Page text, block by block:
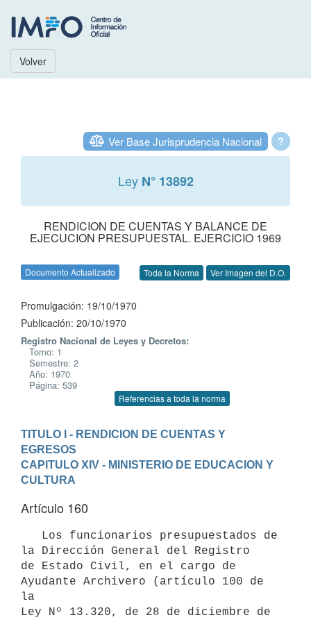
Volver
?
Ver Base Jurisprudencia Nacional
Ley N° 13892
RENDICION DE CUENTAS Y BALANCE DE
EJECUCION PRESUPUESTAL. EJERCICIO 1969
Documento Actualizado Toda la Norma Ver Imagen del D.O.
Promulgación: 19/10/1970
Publicación: 20/10/1970
Registro Nacional de Leyes y Decretos:
Tomo: 1
Semestre: 2
Año: 1970
Página: 539
Referencias a toda la norma
TITULO I - RENDICION DE CUENTAS Y
EGRESOS
CAPITULO XIV - MINISTERIO DE EDUCACION Y
CULTURA
Artículo 160
la Dirección General del Registro
de Estado Civil, en el cargo de
Ayudante Archivero (artículo 100 de
la
Ley Nº 13.320, de 28 de diciembre de